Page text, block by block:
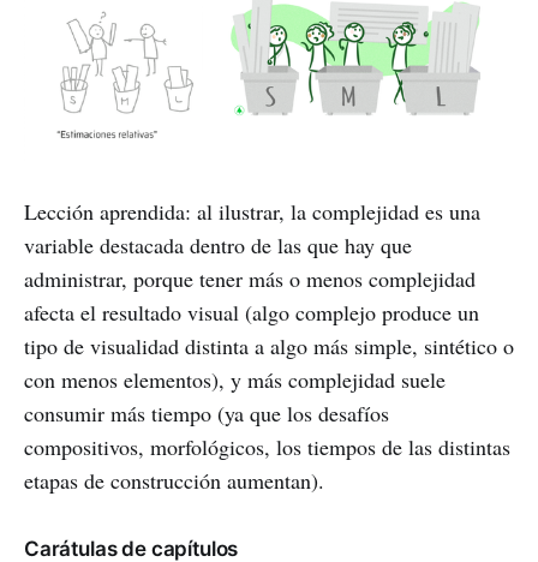
Lección aprendida: al ilustrar, la complejidad es una
variable destacada dentro de las que hay que
administrar, porque tener más o menos complejidad
afecta el resultado visual (algo complejo produce un
tipo de visualidad distinta a algo más simple, sintético o
con menos elementos), y más complejidad suele
consumir más tiempo (ya que los desafíos
compositivos, morfológicos, los tiempos de las distintas
etapas de construcción aumentan).
Carátulas de capítulos